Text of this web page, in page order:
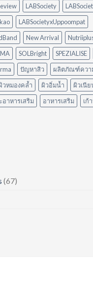
LABSociety
LABSocietyxUppoompat
New Arrival
SOLBright SPEZIALISE
ปัญหาสิว
ผลิตภัณฑ์ควา
วหมองคล้ำ ผิวอิ่มน้ำ
ผิวเนีย
าหารเสริม อาหารเสริม เก้
(67)